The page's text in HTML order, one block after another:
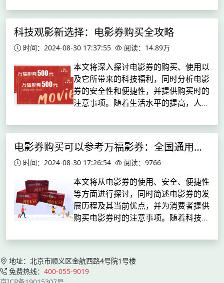
选择，包括20元、50元、100元、200
科技观影新选择：电影券购买全攻略
时间：2024-08-30 17:37:55 阅读：14.89万
本文将深入探讨电影券的购买、使用以
及它所带来的科技福利，同时分析电影
券的安全性和便捷性，并提供购买时的
注意事项。随着生活水平的提高，人们
为最受欢迎的娱乐方式之一，其观影方
种...
电影券购买可以参考万福影券：全国通用，购票更便捷
时间：2024-08-30 17:26:54 阅读：9766
本文将从电影券的使用、安全、便捷性
等方面进行探讨，同时简述电影券的发
展历程及其当前优点，并为消费者提供
购买电影券时的注意事项。随着科技的
级。电影，作为最受欢迎的娱乐项目之
的...
地址：北京市顺义区金航西路4号院1号楼
免费热线： 400-055-9019